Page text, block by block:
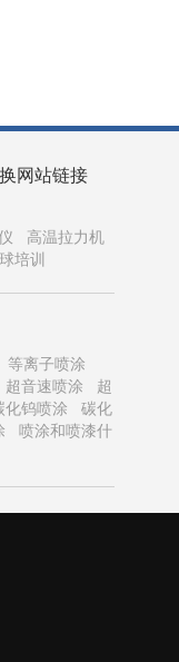
网站链接
高温拉力机
培训
等离子喷涂
超音速喷涂
超
化钨喷涂
碳化
喷涂和喷漆什